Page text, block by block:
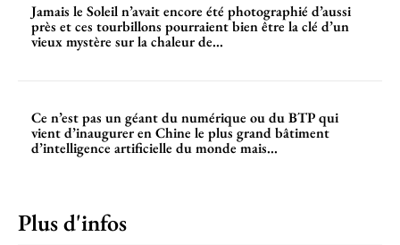
Jamais le Soleil n’avait encore été photographié d’aussi
près et ces tourbillons pourraient bien être la clé d’un
vieux mystère sur la chaleur de...
Ce n’est pas un géant du numérique ou du BTP qui
vient d’inaugurer en Chine le plus grand bâtiment
d’intelligence artificielle du monde mais...
Plus d'infos